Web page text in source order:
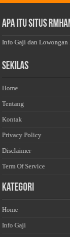
Apa Itu Situs
Info Gaji dan Lowongan
Sekilas
Home
Tentang
Kontak
Privacy Policy
Disclaimer
Term Of Service
Kategori
Home
Info Gaji